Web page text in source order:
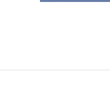
Polizei
Xiaomi
Papst Leo XIV.